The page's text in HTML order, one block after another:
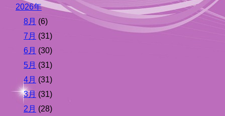
2026年
8月 (6)
7月 (31)
6月 (30)
5月 (31)
4月 (31)
3月 (31)
2月 (28)